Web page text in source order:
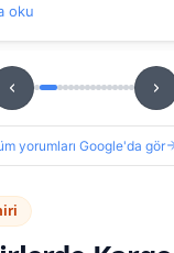
yorumları Google'da gör